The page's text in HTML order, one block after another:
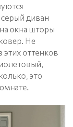
диван
окна шторы
Не
этих оттенков
это